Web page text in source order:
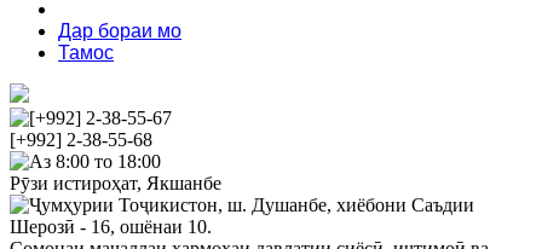
Дар бораи мо
Тамос
[+992] 2-38-55-67
[+992] 2-38-55-68
Аз 8:00 то 18:00
Рӯзи истироҳат, Якшанбе
Ҷумҳурии Тоҷикистон, ш. Душанбе, хиёбони Саъдии
Шерозӣ - 16, ошёнаи 10.